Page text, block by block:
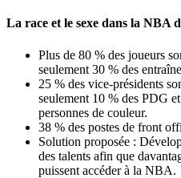
La race et le sexe dans la NBA
Plus de 80 % des joueurs
seulement 30 % des
25 % des vice-présidents
seulement 10 % des PDG
personnes de couleur.
38 % des postes de front
Solution proposée :
des talents afin que
puissent accéder à la NBA.